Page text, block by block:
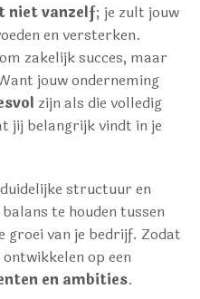
niet vanzelf; je zult jouw
en versterken.
zakelijk succes, maar
jouw onderneming
zijn als die volledig
jij belangrijk vindt in je
structuur en
te houden tussen
groei van je bedrijf. Zodat
op een
en ambities.